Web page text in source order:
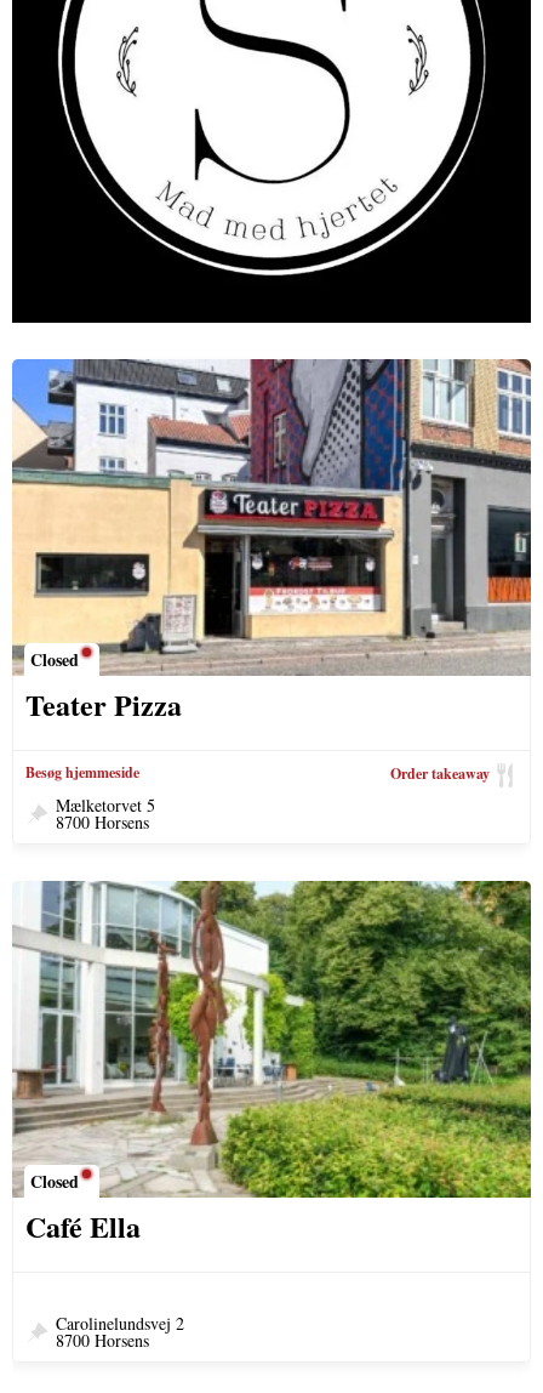
Closed
Teater Pizza
Besøg hjemmeside Order takeaway
Mælketorvet 5
8700 Horsens
Closed
Café Ella
Carolinelundsvej 2
8700 Horsens